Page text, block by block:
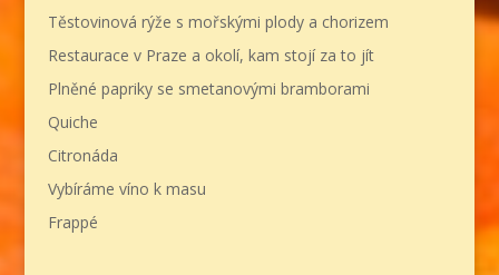
Těstovinová rýže s mořskými plody a chorizem
Restaurace v Praze a okolí, kam stojí za to jít
Plněné papriky se smetanovými bramborami
Quiche
Citronáda
Vybíráme víno k masu
Frappé